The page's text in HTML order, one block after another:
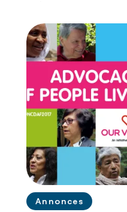
Annonces